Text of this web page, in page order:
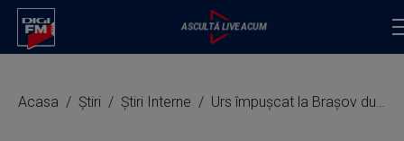
Acasa Știri Știri Interne Urs împușcat la Brașov după ce a ignorat orice încercare de a fi alungat și a continuat să mănânce. Record de 25 de alerte într-o singură noapte